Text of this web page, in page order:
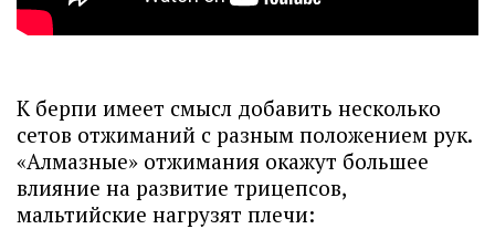
К берпи имеет смысл добавить несколько
сетов отжиманий с разным положением рук.
«Алмазные» отжимания окажут большее
влияние на развитие трицепсов,
мальтийские нагрузят плечи: